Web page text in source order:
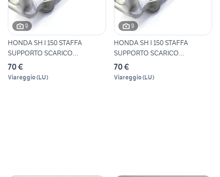
9
HONDA SH I 150 STAFFA
SUPPORTO SCARICO
MARMITTA 20
70 €
Viareggio(LU)
9
HONDA SH I 150 STAFFA
SUPPORTO SCARICO
MARMITTA 20
70 €
Viareggio(LU)